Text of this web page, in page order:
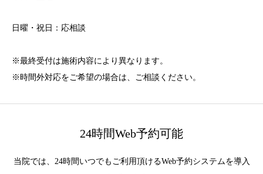
日曜・祝日：応相談
※最終受付は施術内容により異なります。
※時間外対応をご希望の場合は、ご相談ください。
24時間Web予約可能
当院では、24時間いつでもご利用頂けるWeb予約システムを導入